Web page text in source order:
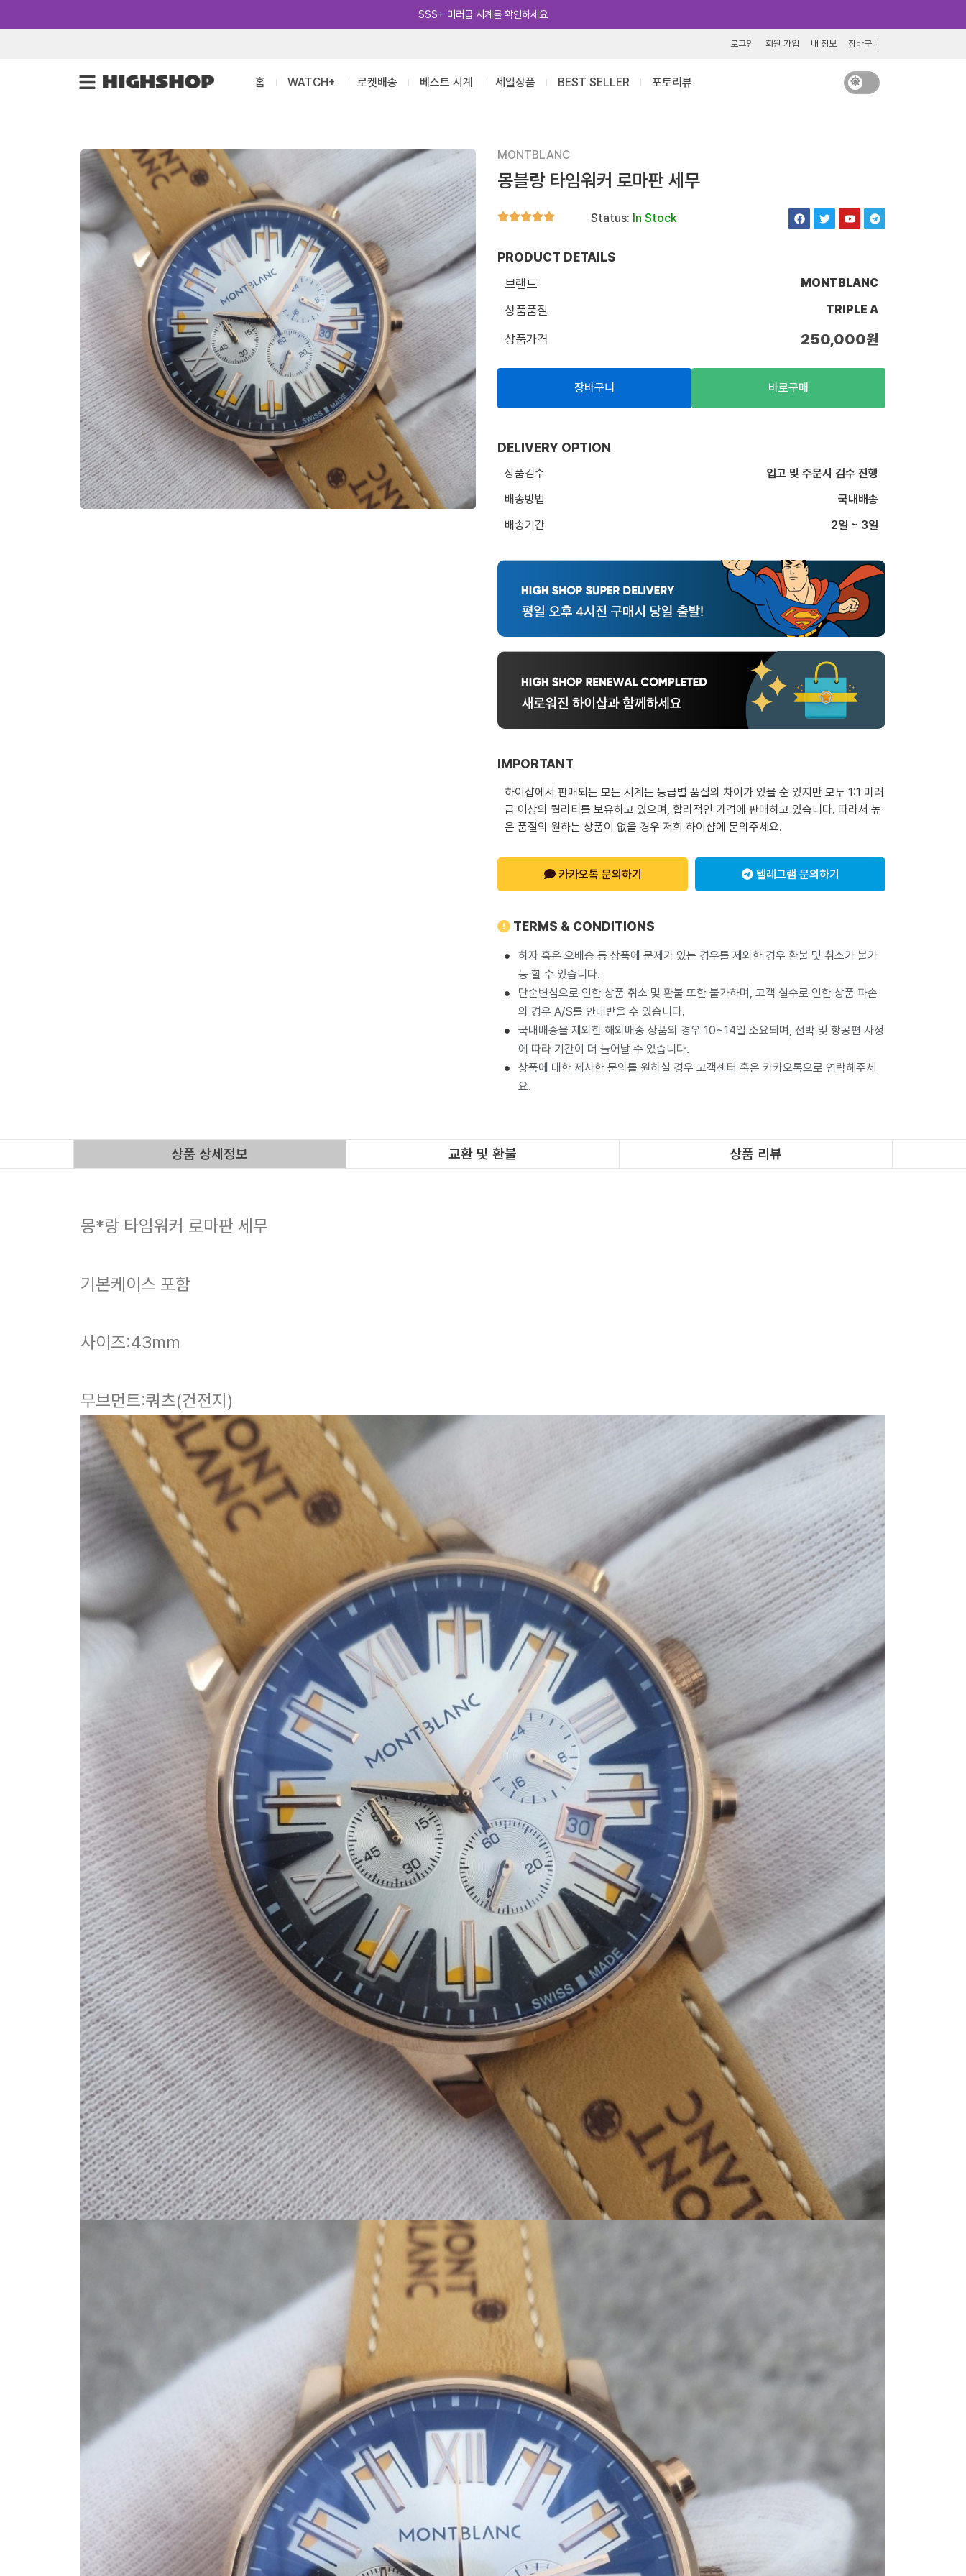
텐
카카오톡 추가 [바로가기]
로그인 회원 가입 내 정보 장바구니
홈 WATCH+ 로켓배송 베스트 시계 세일상품 BEST SELLER 포토리뷰
MONTBLANC
몽블랑 타임워커 로마판 세무
Status: In Stock
F
a
c
o
k
T
w
i
r
Y
o
u
e
T
e
l
a
m
PRODUCT DETAILS
브랜드
MONTBLANC
상품품질 TRIPLE A
상품가격 250,000원
장바구니 바로구매
DELIVERY OPTION
상품검수
입고 및 주문시 검수 진행
배송방법
국내배송
배송기간
2일 ~ 3일
IMPORTANT
하이샵에서 판매되는 모든 시계는 등급별 품질의 차이가 있을 순 있지만 모두 1:1 미러
급 이상의 퀄리티를 보유하고 있으며, 합리적인 가격에 판매하고 있습니다. 따라서 높
은 품질의 원하는 상품이 없을 경우 저희 하이샵에 문의주세요.
카카오톡 문의하기 텔레그램 문의하기
TERMS & CONDITIONS
하자 혹은 오배송 등 상품에 문제가 있는 경우를 제외한 경우 환불 및 취소가 불가
능 할 수 있습니다.
단순변심으로 인한 상품 취소 및 환불 또한 불가하며, 고객 실수로 인한 상품 파손
의 경우 A/S를 안내받을 수 있습니다.
국내배송을 제외한 해외배송 상품의 경우 10~14일 소요되며, 선박 및 항공편 사정
에 따라 기간이 더 늘어날 수 있습니다.
상품에 대한 제사한 문의를 원하실 경우 고객센터 혹은 카카오톡으로 연락해주세
요.
상품 상세정보 교환 및 환불 상품 리뷰
몽*랑 타임워커 로마판 세무
기본케이스 포함
사이즈:43mm
무브먼트:쿼츠(건전지)